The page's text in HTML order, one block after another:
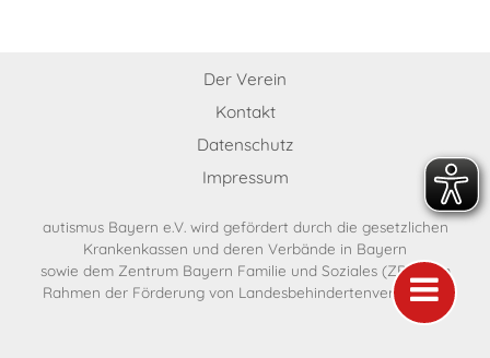
Der Verein
Kontakt
Datenschutz
Impressum
autismus Bayern e.V. wird gefördert durch die gesetzlichen
Krankenkassen und deren Verbände in Bayern
sowie dem Zentrum Bayern Familie und Soziales (ZBFS) im
Rahmen der Förderung von Landesbehindertenverbänden.